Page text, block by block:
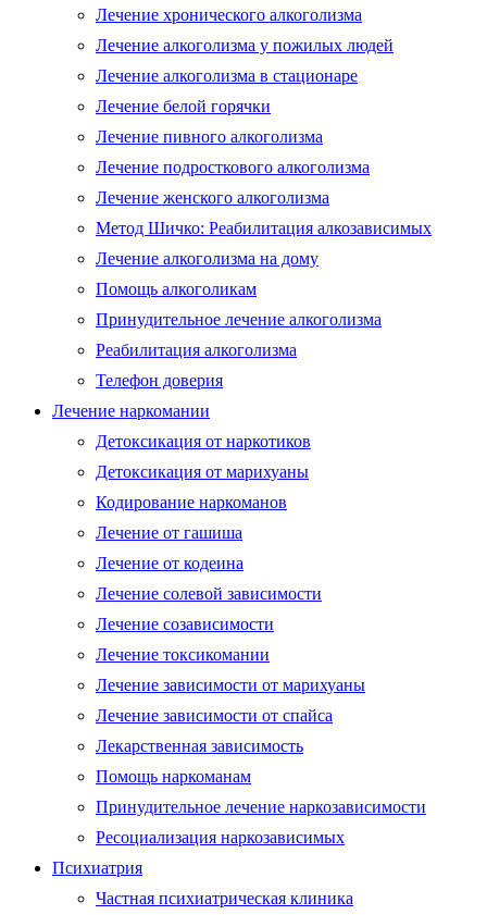
Лечение хронического алкоголизма
Лечение алкоголизма у пожилых людей
Лечение алкоголизма в стационаре
Лечение белой горячки
Лечение пивного алкоголизма
Лечение подросткового алкоголизма
Лечение женского алкоголизма
Метод Шичко: Реабилитация алкозависимых
Лечение алкоголизма на дому
Помощь алкоголикам
Принудительное лечение алкоголизма
Реабилитация алкоголизма
Телефон доверия
Лечение наркомании
Детоксикация от наркотиков
Детоксикация от марихуаны
Кодирование наркоманов
Лечение от гашиша
Лечение от кодеина
Лечение солевой зависимости
Лечение созависимости
Лечение токсикомании
Лечение зависимости от марихуаны
Лечение зависимости от спайса
Лекарственная зависимость
Помощь наркоманам
Принудительное лечение наркозависимости
Ресоциализация наркозависимых
Психиатрия
Частная психиатрическая клиника